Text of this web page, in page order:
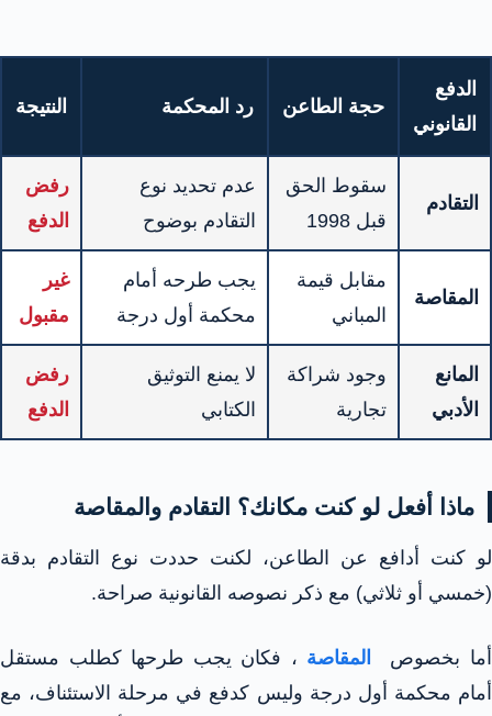
الدفع
القانوني
حجة الطاعن رد المحكمة النتيجة
التقادم
سقوط الحق
قبل 1998
عدم تحديد نوع
التقادم بوضوح
رفض
الدفع
المقاصة
مقابل قيمة
المباني
يجب طرحه أمام
محكمة أول درجة
غير
مقبول
المانع
الأدبي
وجود شراكة
تجارية
لا يمنع التوثيق
الكتابي
رفض
الدفع
ماذا أفعل لو كنت مكانك؟ التقادم والمقاصة
لو كنت أدافع عن الطاعن، لكنت حددت نوع التقادم بدقة
(خمسي أو ثلاثي) مع ذكر نصوصه القانونية صراحة.
أما بخصوص المقاصة ، فكان يجب طرحها كطلب مستقل
أمام محكمة أول درجة وليس كدفع في مرحلة الاستئناف، مع